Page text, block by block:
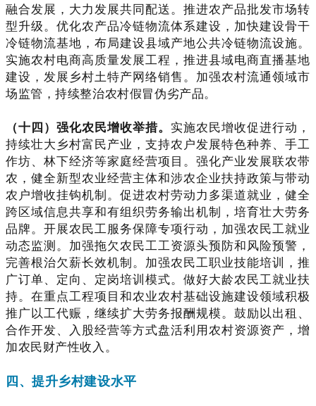
融合发展，大力发展共同配送。推进农产品批发市场转
型升级。优化农产品冷链物流体系建设，加快建设骨干
冷链物流基地，布局建设县域产地公共冷链物流设施。
实施农村电商高质量发展工程，推进县域电商直播基地
建设，发展乡村土特产网络销售。加强农村流通领域市
场监管，持续整治农村假冒伪劣产品。
（十四）强化农民增收举措。 实施农民增收促进行动，
持续壮大乡村富民产业，支持农户发展特色种养、手工
作坊、林下经济等家庭经营项目。强化产业发展联农带
农，健全新型农业经营主体和涉农企业扶持政策与带动
农户增收挂钩机制。促进农村劳动力多渠道就业，健全
跨区域信息共享和有组织劳务输出机制，培育壮大劳务
品牌。开展农民工服务保障专项行动，加强农民工就业
动态监测。加强拖欠农民工工资源头预防和风险预警，
完善根治欠薪长效机制。加强农民工职业技能培训，推
广订单、定向、定岗培训模式。做好大龄农民工就业扶
持。在重点工程项目和农业农村基础设施建设领域积极
推广以工代赈，继续扩大劳务报酬规模。鼓励以出租、
合作开发、入股经营等方式盘活利用农村资源资产，增
加农民财产性收入。
四、提升乡村建设水平